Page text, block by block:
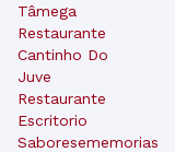
Tâmega
Restaurante
Cantinho Do
Juve
Restaurante
Escritorio
Saboresememorias